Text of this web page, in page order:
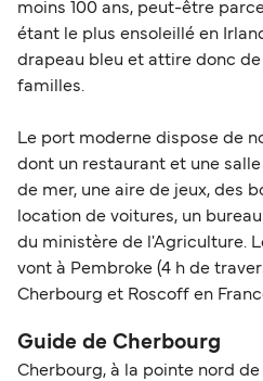
moins 100 ans, peut-être
étant le plus ensoleillé en
drapeau bleu et attire donc
familles.
Le port moderne dispose de
dont un restaurant et une
de mer, une aire de jeux, des
location de voitures, un
du ministère de l'Agriculture.
vont à Pembroke (4 h de
Cherbourg et Roscoff en
Guide de Cherbourg
Cherbourg, à la pointe nord